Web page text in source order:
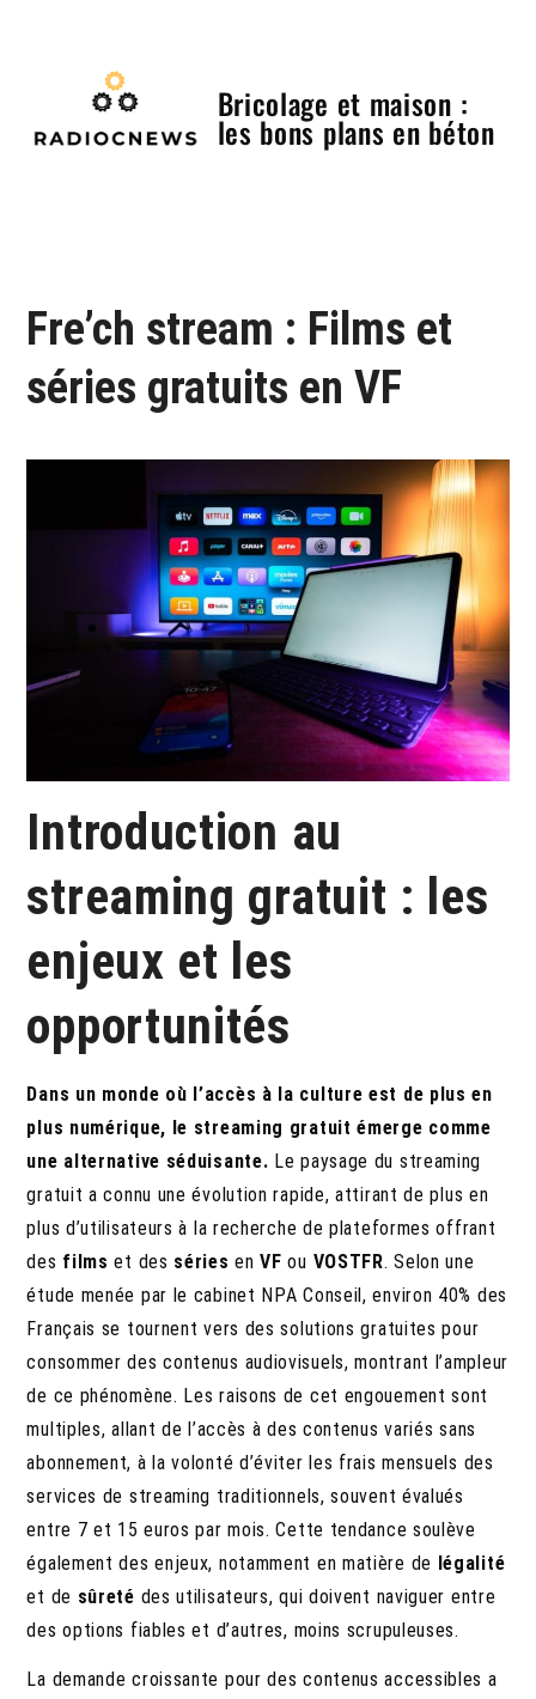
Bricolage et maison :
les bons plans en béton
Fre’ch stream : Films et
séries gratuits en VF
Introduction au
streaming gratuit : les
enjeux et les
opportunités
Dans un monde où l’accès à la culture est de plus en
plus numérique, le streaming gratuit émerge comme
une alternative séduisante. Le paysage du streaming
gratuit a connu une évolution rapide, attirant de plus en
plus d’utilisateurs à la recherche de plateformes offrant
des films et des séries enVF ou VOSTFR. Selon une
étude menée par le cabinet NPA Conseil, environ 40% des
Français se tournent vers des solutions gratuites pour
consommer des contenus audiovisuels, montrant l’ampleur
de ce phénomène. Les raisons de cet engouement sont
multiples, allant de l’accès à des contenus variés sans
abonnement, à la volonté d’éviter les frais mensuels des
services de streaming traditionnels, souvent évalués
entre 7 et 15 euros par mois. Cette tendance soulève
également des enjeux, notamment en matière de légalité
et de sûreté des utilisateurs, qui doivent naviguer entre
des options fiables et d’autres, moins scrupuleuses.
La demande croissante pour des contenus accessibles a